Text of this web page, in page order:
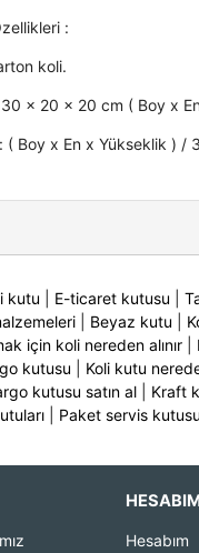
:
koli.
30 x 20 x 20 cm ( Boy x
: ( Boy x En x Yükseklik )
kutu E-ticaret kutusu |
Beyaz kutu
için koli nereden alınır
kutusu
Koli kutu
kutusu satın al Kraft
Paket servis kutusu
Hesabım